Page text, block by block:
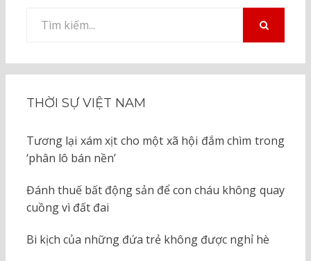
kiếm
THỜI SỰ VIỆT NAM
Tương lại xám xịt cho một xã hội đắm chìm trong
‘phân lô bán nền’
Đánh thuế bất động sản để con cháu không quay
cuồng vì đất đai
Bi kịch của những đứa trẻ không được nghỉ hè